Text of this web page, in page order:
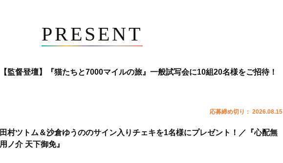
PRESENT
【監督登壇】『猫たちと7000マイルの旅』一般試写会に10組20名様をご招待！
応募締め切り： 2026.08.15
田村ツトム＆沙倉ゆうののサイン入りチェキを1名様にプレゼント！／『心配無
用ノ介 天下御免』